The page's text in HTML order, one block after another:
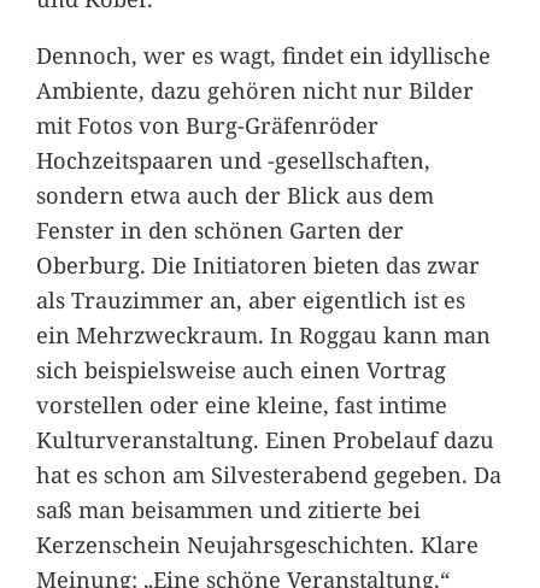
Dennoch, wer es wagt, findet ein idyllische
Ambiente, dazu gehören nicht nur Bilder
mit Fotos von Burg-Gräfenröder
Hochzeitspaaren und -gesellschaften,
sondern etwa auch der Blick aus dem
Fenster in den schönen Garten der
Oberburg. Die Initiatoren bieten das zwar
als Trauzimmer an, aber eigentlich ist es
ein Mehrzweckraum. In Roggau kann man
sich beispielsweise auch einen Vortrag
vorstellen oder eine kleine, fast intime
Kulturveranstaltung. Einen Probelauf dazu
hat es schon am Silvesterabend gegeben. Da
saß man beisammen und zitierte bei
Kerzenschein Neujahrsgeschichten. Klare
Meinung: „Eine schöne Veranstaltung.“